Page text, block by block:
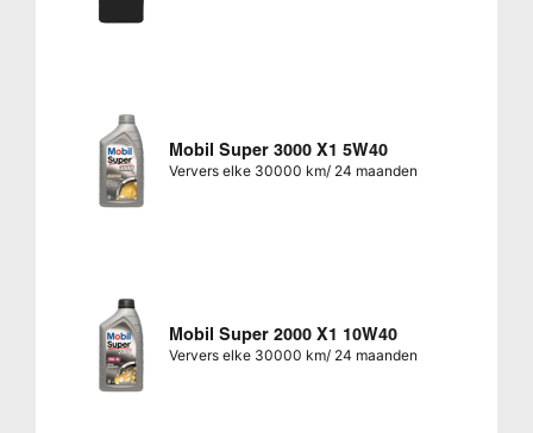
Mobil Super 3000 X1 5W40
Ververs elke 30000 km/ 24 maanden
Mobil Super 2000 X1 10W40
Ververs elke 30000 km/ 24 maanden